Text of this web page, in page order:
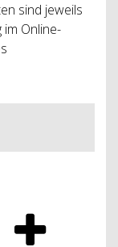
sind jeweils
Online-